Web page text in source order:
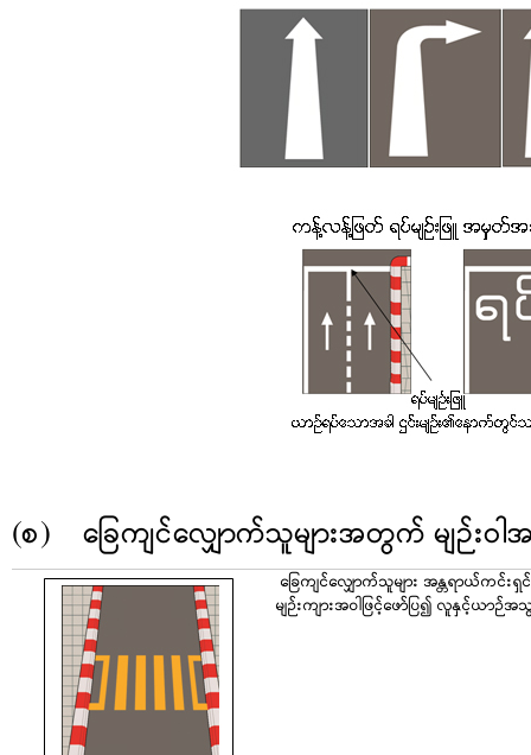
(စ) ခြေကျင်လျှောက်သူများအတွက် မျဉ်းဝါ
ခြေကျင်လျှောက်သူများ အန္တရာယ်က
မျဉ်းကျားအဝါဖြင့်ဖော်ပြ၍ လူနှင့်ယာဉ်